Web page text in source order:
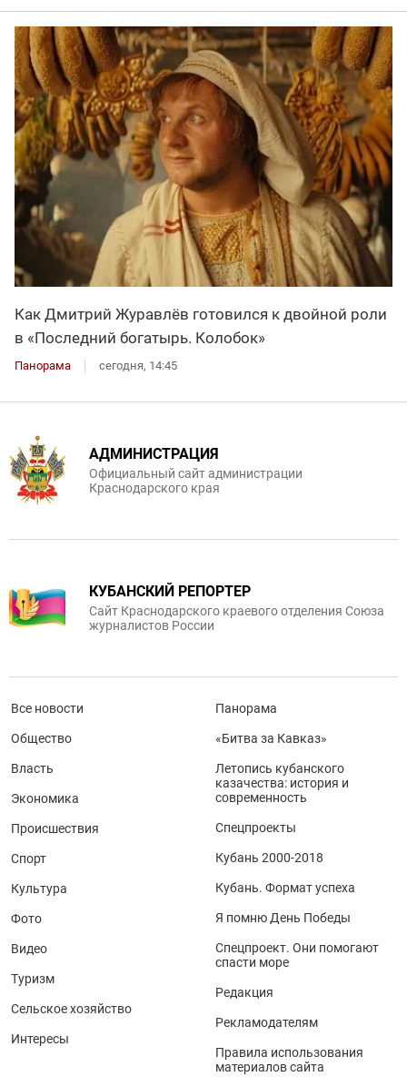
Как Дмитрий Журавлёв готовился к двойной роли
в «Последний богатырь. Колобок»
Панорама сегодня, 14:45
АДМИНИСТРАЦИЯ
Официальный сайт администрации
Краснодарского края
КУБАНСКИЙ РЕПОРТЕР
Сайт Краснодарского краевого отделения Союза
журналистов России
Все новости
Общество
Власть
Экономика
Происшествия
Спорт
Культура
Фото
Видео
Туризм
Сельское хозяйство
Интересы
Панорама
«Битва за Кавказ»
Летопись кубанского
казачества: история и
современность
Спецпроекты
Кубань 2000-2018
Кубань. Формат успеха
Я помню День Победы
Спецпроект. Они помогают
спасти море
Редакция
Рекламодателям
Правила использования
материалов сайта